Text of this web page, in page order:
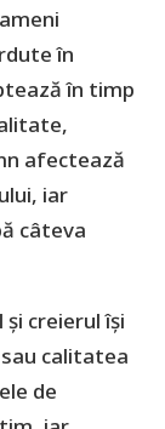
în
în timp
afectează
iar
câteva
creierul își
calitatea
de